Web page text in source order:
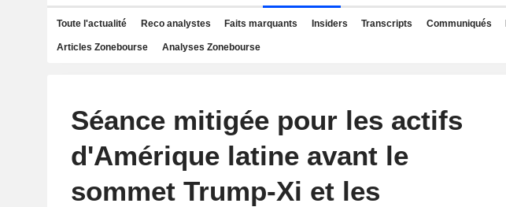
Toute l'actualité Reco analystes Faits marquants Insiders Transcripts Communiqués
Articles Zonebourse Analyses Zonebourse
Séance mitigée pour les actifs
d'Amérique latine avant le
sommet Trump-Xi et les